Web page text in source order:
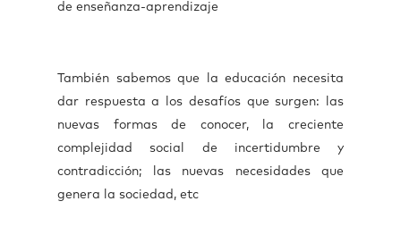
de enseñanza-aprendizaje
También sabemos que la educación necesita
dar respuesta a los desafíos que surgen: las
nuevas formas de conocer, la creciente
complejidad social de incertidumbre y
contradicción; las nuevas necesidades que
genera la sociedad, etc